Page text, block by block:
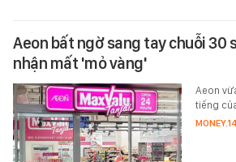
Aeon bất ngờ sang tay chuỗi 30
nhận mất 'mỏ vàng'
Aeon
tiếng
MONEY.14